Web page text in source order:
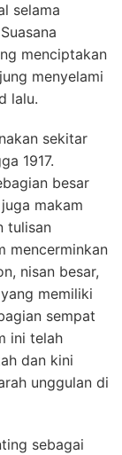
selama
menciptakan
menyelami
lalu.
sekitar
1917.
besar
makam
tulisan
mencerminkan
nisan besar,
memiliki
sempat
ini telah
dan kini
unggulan di
sebagai